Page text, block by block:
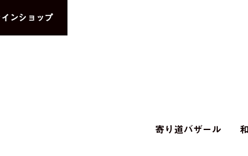
ンショップ
寄り道バザール